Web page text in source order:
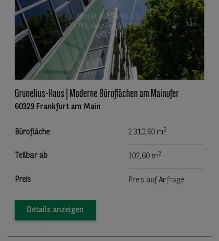
Grunelius-Haus | Moderne Büroflächen am Mainufer
60329 Frankfurt am Main
Bürofläche 2.310,60 m2
Teilbar ab 102,60 m2
Preis Preis auf Anfrage
Details anzeigen